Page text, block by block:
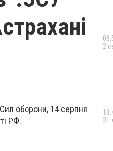
оборони, 14 серпня
РФ.
2
31